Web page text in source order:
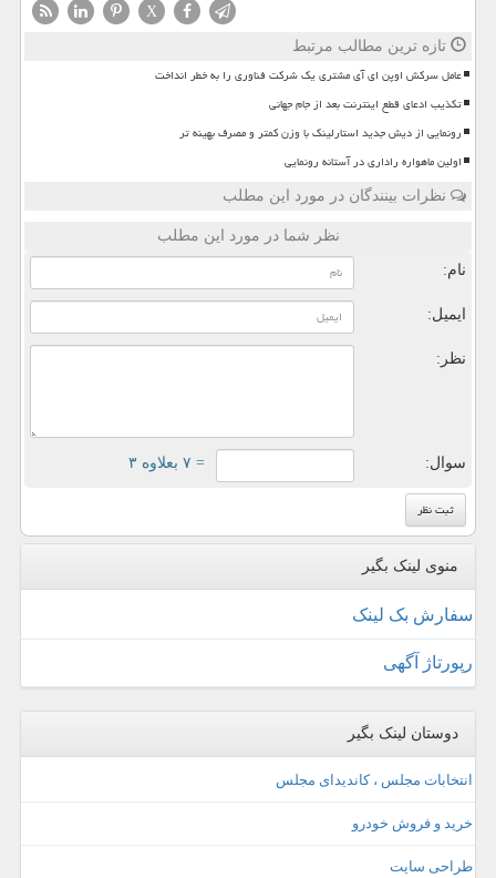
X
تازه ترین مطالب مرتبط
عامل سرکش اوپن ای آی مشتری یک شرکت فناوری را به خطر انداخت
تکذیب ادعای قطع اینترنت بعد از جام جهانی
رونمایی از دیش جدید استارلینک با وزن کمتر و مصرف بهینه تر
اولین ماهواره راداری در آستانه رونمایی
نظرات بینندگان در مورد این مطلب
نظر شما در مورد این مطلب
نام:
ایمیل:
نظر:
سوال: = ۷ بعلاوه ۳
منوی لینک بگیر
سفارش بک لینک
رپورتاژ آگهی
دوستان لینک بگیر
انتخابات مجلس ، کاندیدای مجلس
خرید و فروش خودرو
طراحی سایت